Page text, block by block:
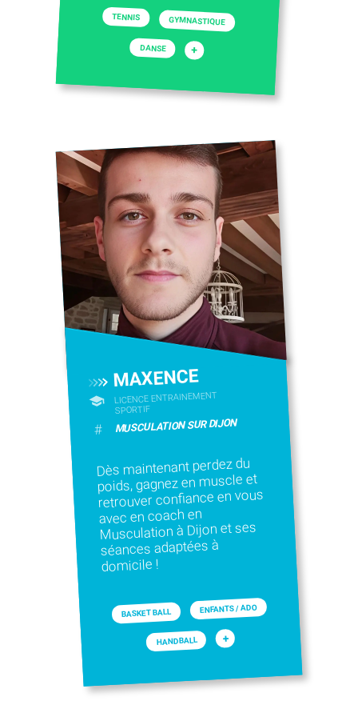
TENNIS GYMNASTIQUE
DANSE +
MAXENCE
LICENCE ENTRAINEMENT
SPORTIF
# MUSCULATION SUR DIJON
Dès maintenant perdez du
poids, gagnez en muscle et
retrouver confiance en vous
avec en coach en
Musculation à Dijon et ses
séances adaptées à
domicile !
BASKET BALL ENFANTS / ADO
HANDBALL +